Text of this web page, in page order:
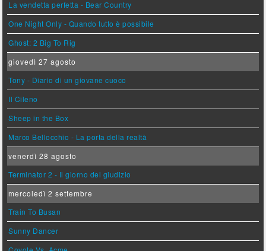
La vendetta perfetta - Bear Country
One Night Only - Quando tutto è possibile
Ghost: 2 Big To Rig
giovedì 27 agosto
Tony - Diario di un giovane cuoco
Il Cileno
Sheep in the Box
Marco Bellocchio - La porta della realtà
venerdì 28 agosto
Terminator 2 - Il giorno del giudizio
mercoledì 2 settembre
Train To Busan
Sunny Dancer